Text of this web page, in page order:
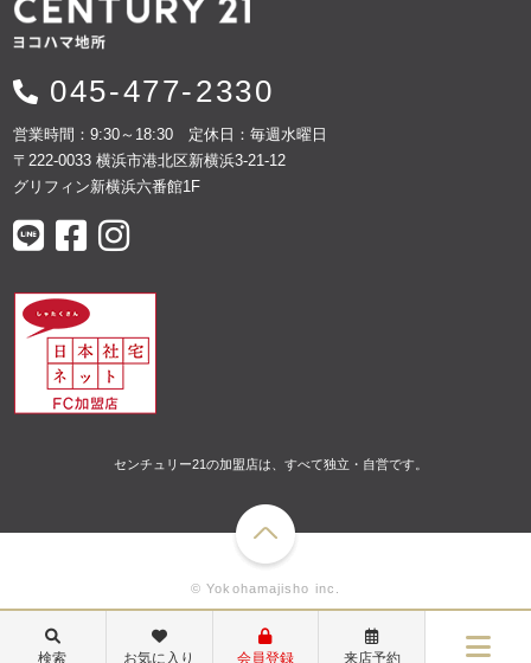
045-477-2330
営業時間：9:30～18:30 定休日：毎週水曜日
〒222-0033 横浜市港北区新横浜3-21-12
グリフィン新横浜六番館1F
センチュリー21の加盟店は、すべて独立・自営です。
© Yokohamajisho inc.
検索 お気に入り 会員登録 来店予約